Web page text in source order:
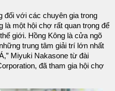
đối với các chuyên gia trong
là một hội chợ rất quan trọng để
giới. Hồng Kông là cửa ngõ
trung tâm giải trí lớn nhất
Miyuki Nakasone từ đài
đã tham gia hội chợ